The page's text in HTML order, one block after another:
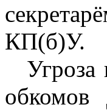
КП(б)У.
обкомов